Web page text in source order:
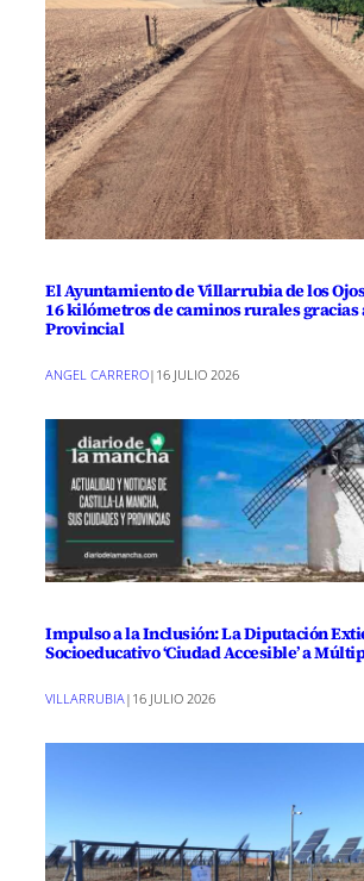
El Ayuntamiento de Villarrubia de los
16 kilómetros de caminos rurales gracias
Provincial
ANGEL CARRERO| 16 JULIO 2026
Impulso a la Inclusión: La Diputación
Socioeducativo ‘Ciudad Accesible’ a
VILLARRUBIA | 16 JULIO 2026